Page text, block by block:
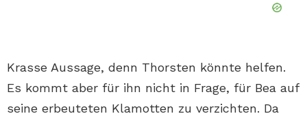
Krasse Aussage, denn Thorsten könnte helfen.
Es kommt aber für ihn nicht in Frage, für Bea auf
seine erbeuteten Klamotten zu verzichten. Da